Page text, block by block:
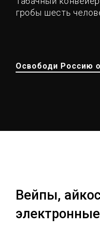
гробы шесть
Освободи Россию
Вейпы,